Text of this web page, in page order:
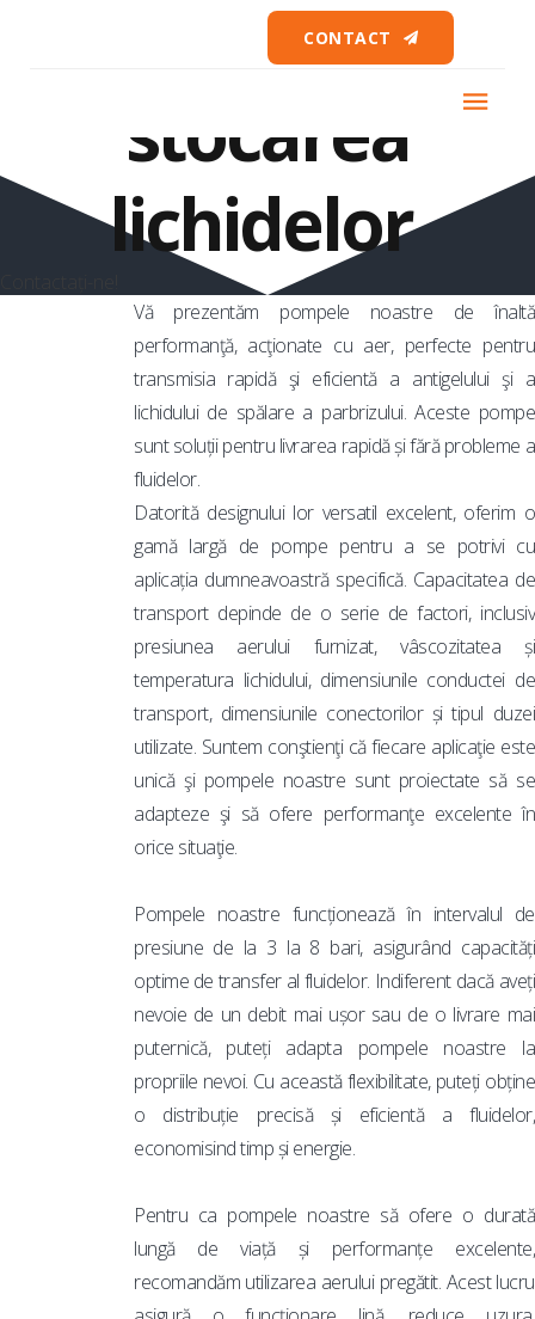
CONTACT
Tratarea și
stocarea
lichidelor
Vă prezentăm pompele noastre de înaltă
performanţă, acţionate cu aer, perfecte pentru
transmisia rapidă şi eficientă a antigelului şi a
lichidului de spălare a parbrizului. Aceste pompe
sunt soluții pentru livrarea rapidă și fără probleme a
fluidelor.
Datorită designului lor versatil excelent, oferim o
gamă largă de pompe pentru a se potrivi cu
aplicația dumneavoastră specifică. Capacitatea de
transport depinde de o serie de factori, inclusiv
presiunea aerului furnizat, vâscozitatea și
temperatura lichidului, dimensiunile conductei de
transport, dimensiunile conectorilor și tipul duzei
utilizate. Suntem conştienţi că fiecare aplicaţie este
unică şi pompele noastre sunt proiectate să se
adapteze şi să ofere performanţe excelente în
orice situaţie.
Pompele noastre funcționează în intervalul de
presiune de la 3 la 8 bari, asigurând capacități
optime de transfer al fluidelor. Indiferent dacă aveți
nevoie de un debit mai ușor sau de o livrare mai
puternică, puteți adapta pompele noastre la
propriile nevoi. Cu această flexibilitate, puteți obține
o distribuție precisă și eficientă a fluidelor,
economisind timp și energie.
Pentru ca pompele noastre să ofere o durată
lungă de viață și performanțe excelente,
recomandăm utilizarea aerului pregătit. Acest lucru